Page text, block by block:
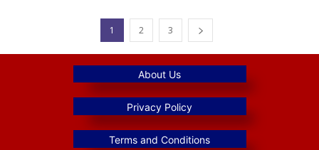
1 2 3